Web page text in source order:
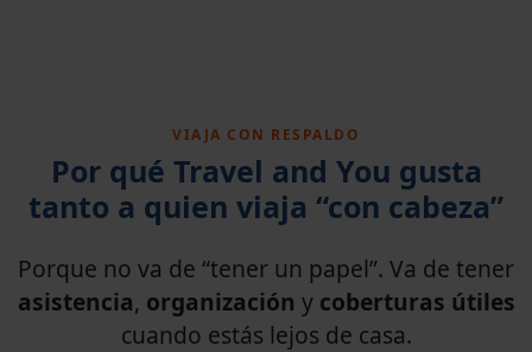
VIAJA CON RESPALDO
Por qué Travel and You gusta
tanto a quien viaja “con cabeza”
Porque no va de “tener un papel”. Va de tener
asistencia, organización y coberturas útiles
cuando estás lejos de casa.